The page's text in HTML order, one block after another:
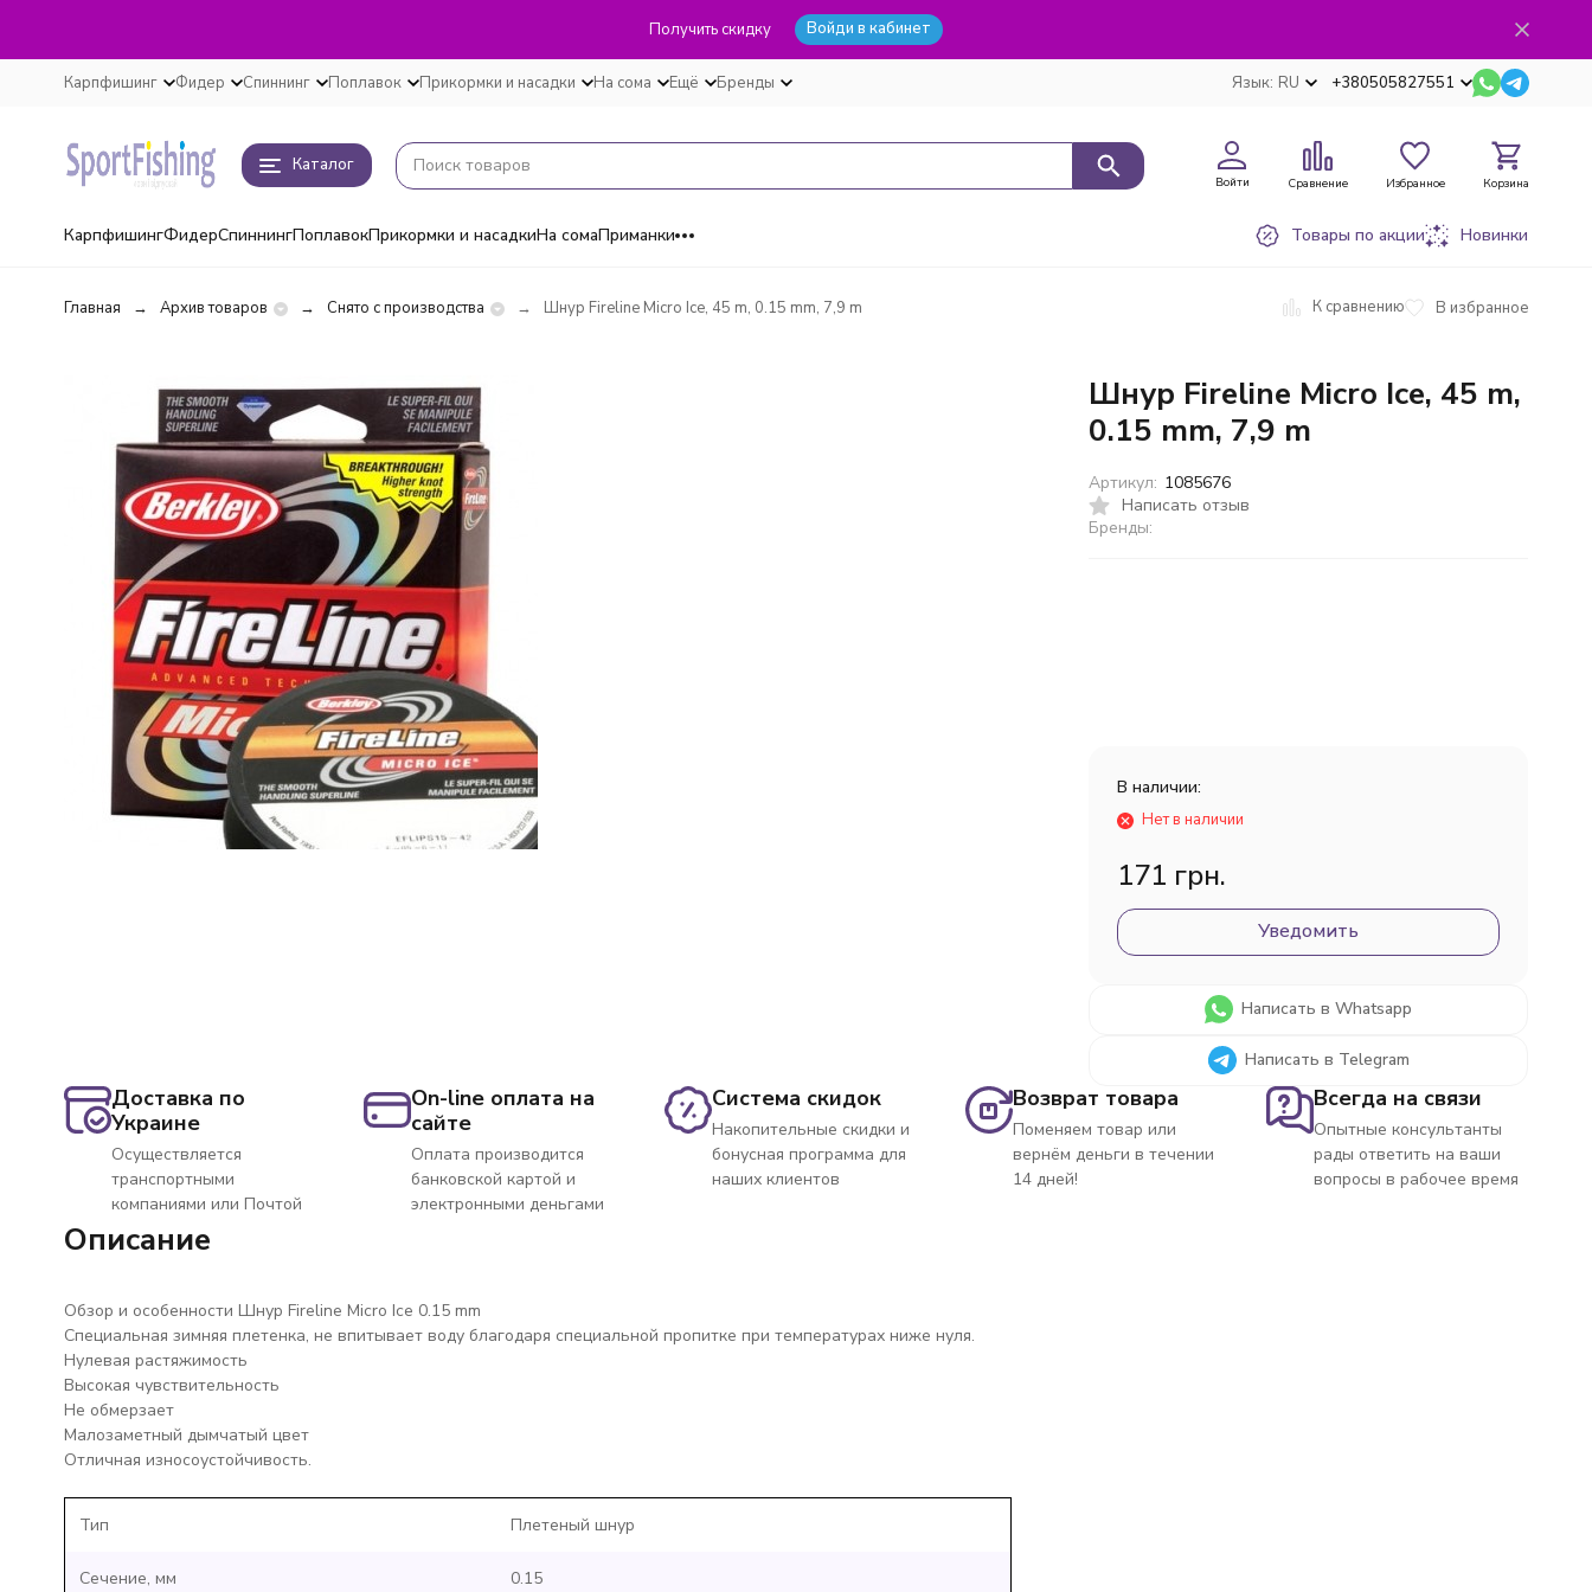
Получить скидку Войди в кабинет
Карпфишинг Фидер Спиннинг Поплавок Прикормки и насадки На сома Ещё Бренды Язык: RU +380505827551
Каталог
Войти Сравнение Избранное Корзина
КарпфишингФидерСпиннингПоплавокПрикормки и насадкиНа сомаПриманки Товары по акции Новинки
Главная Архив товаров Снято с производства Шнур Fireline Micro Ice, 45 m, 0.15 mm, 7,9 m К сравнению В избранное
Шнур Fireline Micro Ice, 45 m,
0.15 mm, 7,9 m
Написать отзыв
Бренды:
Артикул: 1085676
В наличии:
Нет в наличии
171 грн.
Уведомить
Написать в Whatsapp
Написать в Telegram
Доставка по
Украине
Осуществляется
транспортными
компаниями или Почтой
On-line оплата на
сайте
Оплата производится
банковской картой и
электронными деньгами
Система скидок
Накопительные скидки и
бонусная программа для
наших клиентов
Возврат товара
Поменяем товар или
вернём деньги в течении
14 дней!
Всегда на связи
Опытные консультанты
рады ответить на ваши
вопросы в рабочее время
Описание
Обзор и особенности Шнур Fireline Micro Ice 0.15 mm
Специальная зимняя плетенка, не впитывает воду благодаря специальной пропитке при температурах ниже нуля.
Нулевая растяжимость
Высокая чувствительность
Не обмерзает
Малозаметный дымчатый цвет
Отличная износоустойчивость.
Тип Плетеный шнур
Сечение, мм 0.15